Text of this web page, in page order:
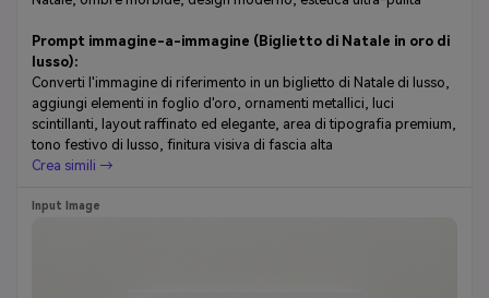
Prompt immagine-a-immagine (Biglietto di Natale in oro di
lusso):
Converti l'immagine di riferimento in un biglietto di Natale di lusso,
aggiungi elementi in foglio d'oro, ornamenti metallici, luci
scintillanti, layout raffinato ed elegante, area di tipografia premium,
tono festivo di lusso, finitura visiva di fascia alta
Crea simili →